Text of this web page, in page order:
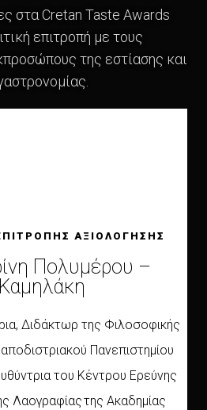
στα Cretan Taste Awards
επιτροπή με τους
της εστίασης και
ΑΞΙΟΛΟΓΗΣΗΣ
Πολυμέρου –
Καμηλάκη
Διδάκτωρ της Φιλοσοφικής
Πανεπιστημίου
του Κέντρου Ερεύνης
Λαογραφίας της Ακαδημίας